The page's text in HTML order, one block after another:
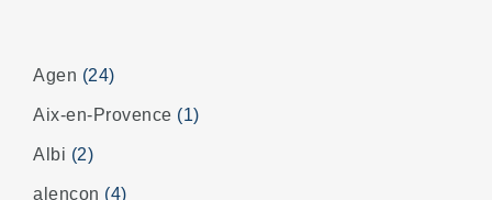
Agen (24)
Aix-en-Provence (1)
Albi (2)
alençon (4)